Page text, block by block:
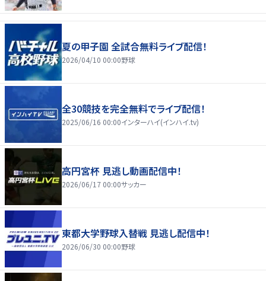
夏の甲子園 全試合無料ライブ配信！
2026/04/10 00:00野球
全30競技を完全無料でライブ配信！
2025/06/16 00:00インターハイ(インハイ.tv)
高円宮杯 見逃し動画配信中！
2026/06/17 00:00サッカー
東都大学野球入替戦 見逃し配信中！
2026/06/30 00:00野球